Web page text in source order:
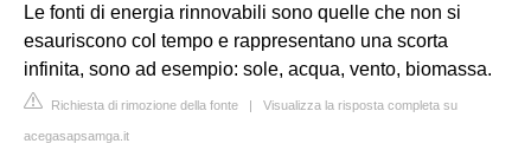
Le fonti di energia rinnovabili sono quelle che non si
esauriscono col tempo e rappresentano una scorta
infinita, sono ad esempio: sole, acqua, vento, biomassa.
Richiesta di rimozione della fonte | Visualizza la risposta completa su
acegasapsamga.it